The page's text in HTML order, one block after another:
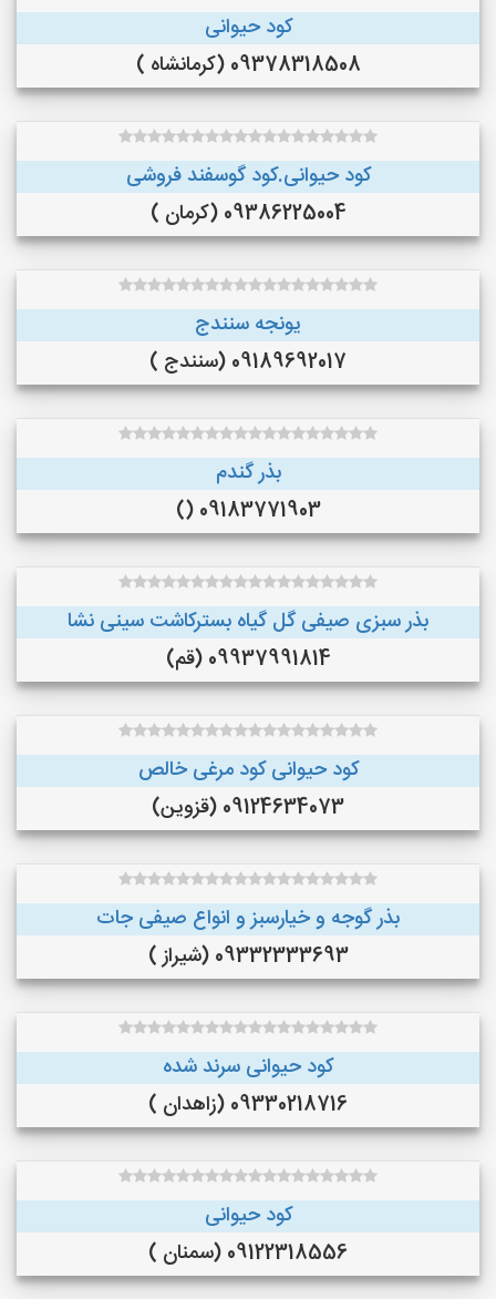
کود حیوانی
09378318508 (کرمانشاه )
کود حیوانی.کود گوسفند فروشی
09386225004 (کرمان )
یونجه سنندج
09189692017 (سنندج )
بذر گندم
09183771903 ()
بذر سبزی صیفی گل گیاه بسترکاشت سینی نشا
09937991814 (قم)
کود حیوانی کود مرغی خالص
09124634073 (قزوین)
بذر گوجه و خیارسبز و انواع صیفی جات
09332333693 (شیراز )
کود حیوانی سرند شده
09330218716 (زاهدان )
کود حیوانی
09122318556 (سمنان )